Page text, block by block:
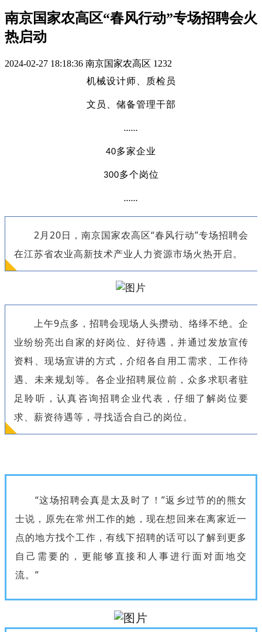
南京国家农高区“春风行动”专场招聘会火
热启动
2024-02-27 18:18:36 南京国家农高区 1232
机械设计师、质检员
文员、储备管理干部
……
40多家企业
300多个岗位
……
2月20日，南京国家农高区“春风行动”专场招聘会
在江苏省农业高新技术产业人力资源市场火热开启。
上午9点多，招聘会现场人头攒动、络绎不绝。企
业纷纷亮出自家的好岗位、好待遇，并通过发放宣传
资料、现场宣讲的方式，介绍各自用工需求、工作待
遇、未来规划等。各企业招聘展位前，众多求职者驻
足聆听，认真咨询招聘企业代表，仔细了解岗位要
求、薪资待遇等，寻找适合自己的岗位。
“这场招聘会真是太及时了！”返乡过节的的熊女
士说，原先在常州工作的她，现在想回来在离家近一
点的地方找个工作，有线下招聘的话可以了解到更多
自己需要的，更能够直接和人事进行面对面地交
流。”